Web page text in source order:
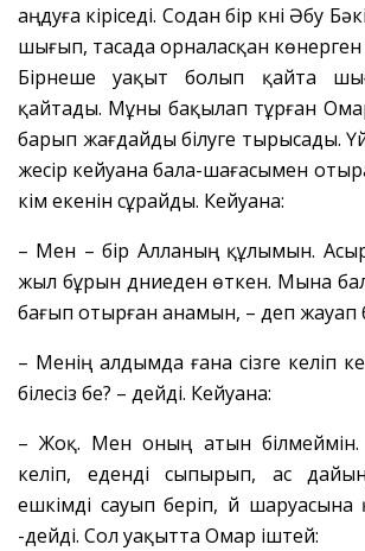
аңдуға кіріседі. Содан бір күні Әбу
шығып, тасада орналасқан көнерген
Бірнеше уақыт болып қайта
қайтады. Мұны бақылап тұрған Омар
барып жағдайды білуге тырысады.
жесір кейуана бала-шағасымен
кім екенін сұрайды. Кейуана:
– Мен – бір Алланың құлымын.
жыл бұрын дүниеден өткен. Мына
бағып отырған анамын, – деп жауап
– Менің алдымда ғана сізге келіп
білесіз бе? – дейді. Кейуана:
– Жоқ. Мен оның атын білмеймін.
келіп, еденді сыпырып, ас
ешкімді сауып беріп, үй шаруасына
-дейді. Сол уақытта Омар іштей: